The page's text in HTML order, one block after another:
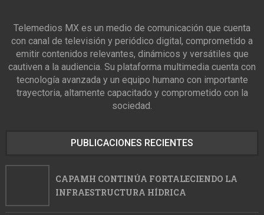
Telemedios MX es un medio de comunicación que cuenta
con canal de televisión y periódico digital, comprometido a
emitir contenidos relevantes, dinámicos y versátiles que
cautiven a la audiencia. Su plataforma multimedia cuenta con
tecnología avanzada y un equipo humano con importante
trayectoria, altamente capacitado y comprometido con la
sociedad.
PUBLICACIONES RECIENTES
CAPAMH CONTINÚA FORTALECIENDO LA
INFRAESTRUCTURA HÍDRICA